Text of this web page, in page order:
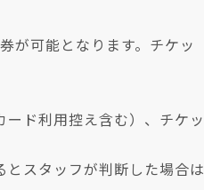
が可能となります。チケッ
ード利用控え含む）、チケッ
とスタッフが判断した場合は